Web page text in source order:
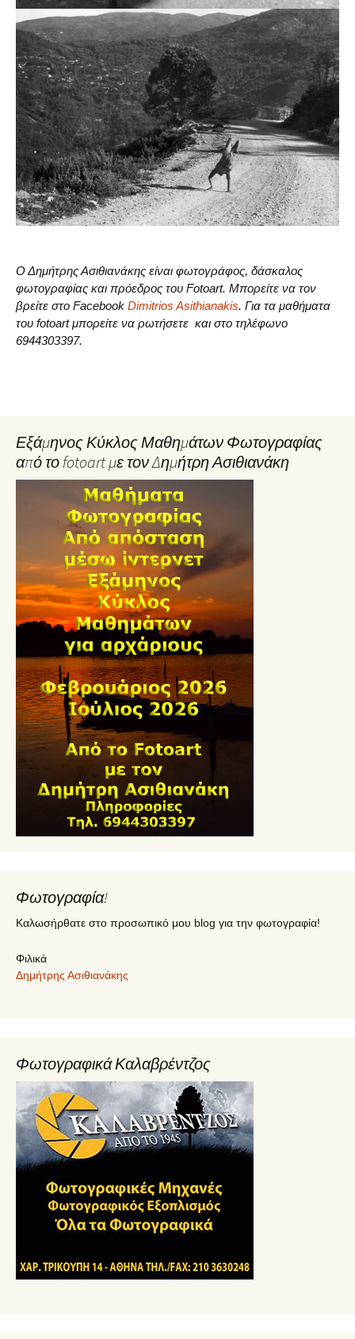
Ο Δημήτρης Ασιθιανάκης είναι φωτογράφος, δάσκαλος
φωτογραφίας και πρόεδρος του Fotoart. Μπορείτε να τον
βρείτε στο Facebook Dimitrios Asithianakis. Για τα μαθήματα
του fotoart μπορείτε να ρωτήσετε και στο τηλέφωνο
6944303397.
Εξάμηνος Κύκλος Μαθημάτων Φωτογραφίας
από το fotoart με τον Δημήτρη Ασιθιανάκη
Φωτογραφία!
Καλωσήρθατε στο προσωπικό μου blog για την φωτογραφία!
Φιλικά
Δημήτρης Ασιθιανάκης
Φωτογραφικά Καλαβρέντζος